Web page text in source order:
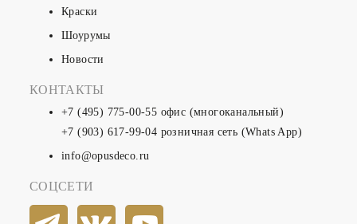
Краски
Шоурумы
Новости
КОНТАКТЫ
+7 (495) 775-00-55 офис (многоканальный)
+7 (903) 617-99-04 розничная сеть (Whats App)
info@opusdeco.ru
СОЦСЕТИ